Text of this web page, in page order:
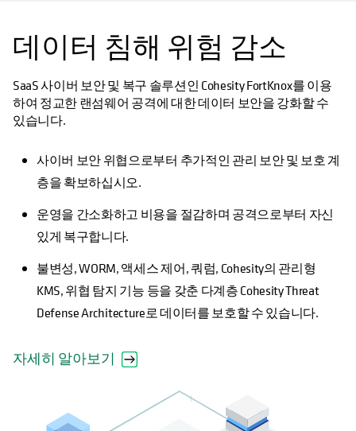
데이터 침해 위험 감소
SaaS 사이버 보안 및 복구 솔루션인 Cohesity FortKnox를 이용
하여 정교한 랜섬웨어 공격에 대한 데이터 보안을 강화할 수
있습니다.
사이버 보안 위협으로부터 추가적인 관리 보안 및 보호 계
층을 확보하십시오.
운영을 간소화하고 비용을 절감하며 공격으로부터 자신
있게 복구합니다.
불변성, WORM, 액세스 제어, 쿼럼, Cohesity의 관리형
KMS, 위협 탐지 기능 등을 갖춘 다계층 Cohesity Threat
Defense Architecture로 데이터를 보호할 수 있습니다.
자세히 알아보기